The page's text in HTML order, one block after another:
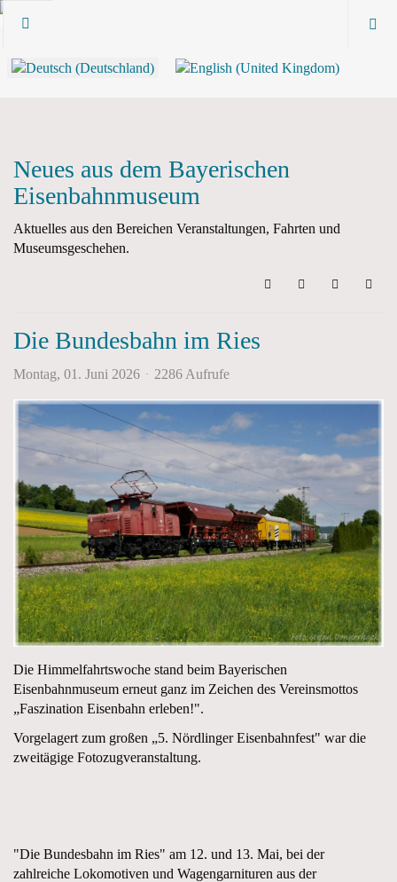
Neues aus dem Bayerischen
Eisenbahnmuseum
Aktuelles aus den Bereichen Veranstaltungen, Fahrten und
Museumsgeschehen.
SearchUpdatesSign In
Die Bundesbahn im Ries
Montag, 01. Juni 2026 2286 Aufrufe
Die Himmelfahrtswoche stand beim Bayerischen
Eisenbahnmuseum erneut ganz im Zeichen des Vereinsmottos
„Faszination Eisenbahn erleben!".
Vorgelagert zum großen „5. Nördlinger Eisenbahnfest" war die
zweitägige Fotozugveranstaltung.
"Die Bundesbahn im Ries" am 12. und 13. Mai, bei der
zahlreiche Lokomotiven und Wagengarnituren aus der